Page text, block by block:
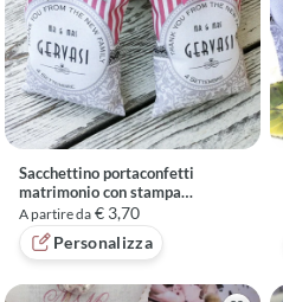
Sacchettino portaconfetti
matrimonio con stampa
personalizzata
A partire da € 3,70
Personalizza